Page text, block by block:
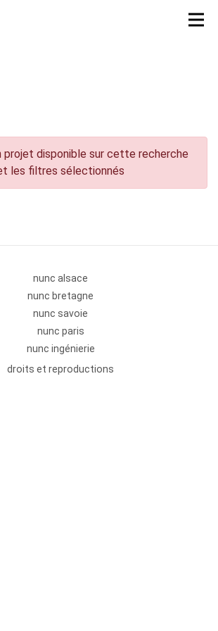
projet disponible sur cette recherche
les filtres sélectionnés
nunc alsace
nunc bretagne
nunc savoie
nunc paris
nunc ingénierie
droits et reproductions